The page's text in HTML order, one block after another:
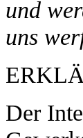
und
uns
Der